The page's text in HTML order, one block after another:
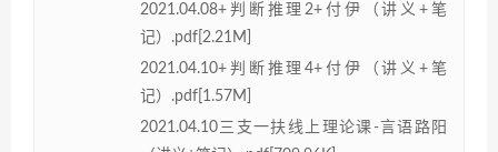
2021.04.08+判断推理2+付伊（讲义+笔
记）.pdf[2.21M]
2021.04.10+判断推理4+付伊（讲义+笔
记）.pdf[1.57M]
2021.04.10三支一扶线上理论课-言语路阳